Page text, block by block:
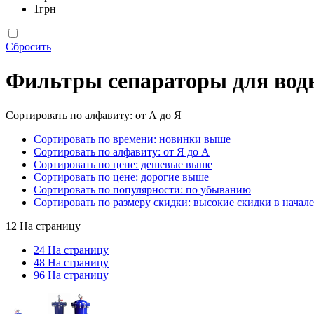
1грн
Сбросить
Фильтры сепараторы для
Сортировать по алфавиту: от А до Я
Сортировать по времени: новинки выше
Сортировать по алфавиту: от Я до А
Сортировать по цене: дешевые выше
Сортировать по цене: дорогие выше
Сортировать по популярности: по убыванию
Сортировать по размеру скидки: высокие скидки в начале
12 На страницу
24 На страницу
48 На страницу
96 На страницу